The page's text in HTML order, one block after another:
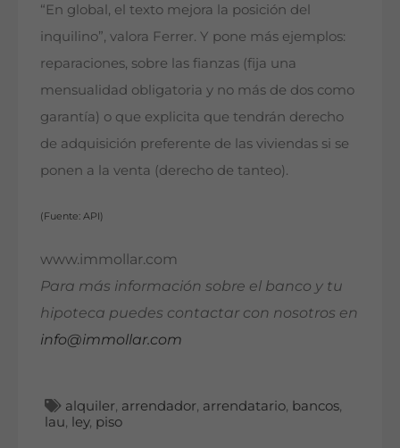
“En global, el texto mejora la posición del
inquilino”, valora Ferrer. Y pone más ejemplos:
reparaciones, sobre las fianzas (fija una
mensualidad obligatoria y no más de dos como
garantía) o que explicita que tendrán derecho
de adquisición preferente de las viviendas si se
ponen a la venta (derecho de tanteo).
(Fuente: API)
www.immollar.com
Para más información sobre el banco y tu
hipoteca puedes contactar con nosotros en
info@immollar.com
alquiler, arrendador, arrendatario, bancos,
lau, ley, piso